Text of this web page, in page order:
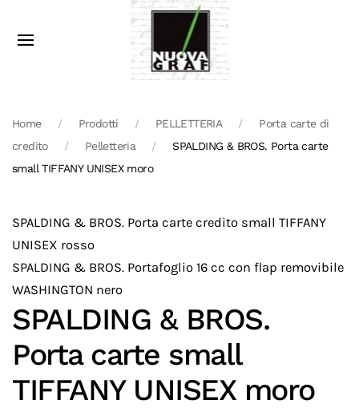
Home Prodotti PELLETTERIA
Porta carte di
credito
Pelletteria
SPALDING & BROS. Porta carte
small TIFFANY UNISEX moro
SPALDING & BROS. Porta carte credito small TIFFANY
UNISEX rosso
SPALDING & BROS. Portafoglio 16 cc con flap removibile
WASHINGTON nero
SPALDING & BROS.
Porta carte small
TIFFANY UNISEX moro